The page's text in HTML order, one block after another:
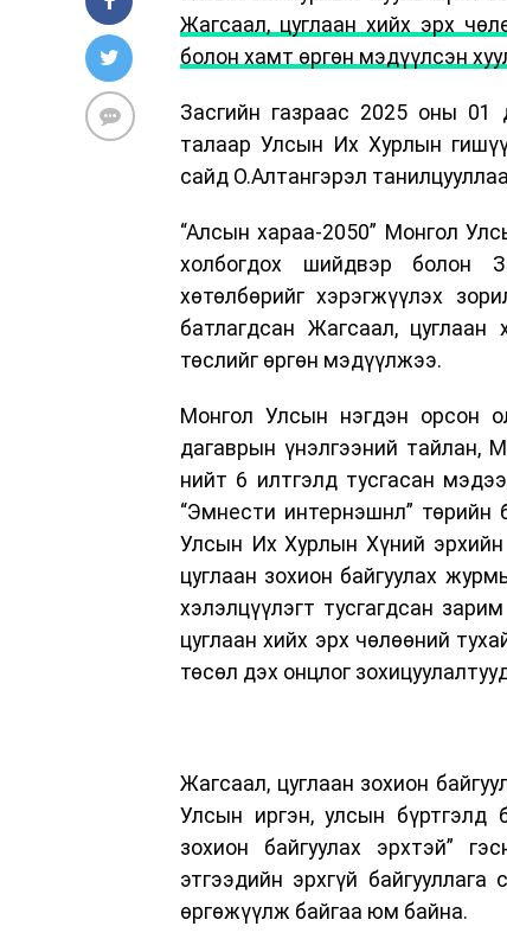
Жагсаал, цуглаан хийх эрх
болон хамт өргөн мэдүүлсэн
Засгийн газраас 2025 оны 01
талаар Улсын Их Хурлын
сайд О.Алтангэрэл
“Алсын хараа-2050” Монгол
холбогдох шийдвэр болон
хөтөлбөрийг хэрэгжүүлэх
батлагдсан Жагсаал,
төслийг өргөн мэдүүлжээ.
Монгол Улсын нэгдэн орсон
дагаврын үнэлгээний тайлан,
нийт 6 илтгэлд тусгасан
“Эмнести интернэшнл” төрийн
Улсын Их Хурлын Хүний
цуглаан зохион байгуулах
хэлэлцүүлэгт тусгагдсан
цуглаан хийх эрх чөлөөний
төсөл дэх онцлог
Жагсаал, цуглаан зохион
Улсын иргэн, улсын бүртгэлд
зохион байгуулах эрхтэй”
этгээдийн эрхгүй
өргөжүүлж байгаа юм байна.